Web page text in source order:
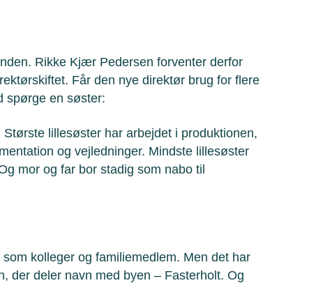
Rikke Kjær Pedersen forventer derfor
Får den nye direktør brug for flere
spørge en søster:
lillesøster har arbejdet i produktionen,
og vejledninger. Mindste lillesøster
mor og far bor stadig som nabo til
som kolleger og familiemedlem. Men det har
der deler navn med byen – Fasterholt. Og